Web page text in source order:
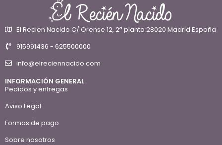
El Recien Nacido C/ Orense 12, 2ª planta 28020 Madrid España
915991436 - 625500000
info@elreciennacido.com
INFORMACIÓN GENERAL
Pedidos y entregas
Aviso Legal
Formas de pago
Sobre nosotros